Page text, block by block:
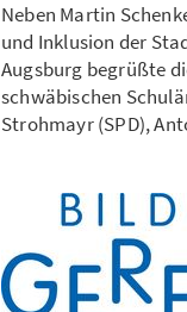
Neben Martin
und Inklusion der
Augsburg begrüßte
schwäbischen
Strohmayr (SPD),